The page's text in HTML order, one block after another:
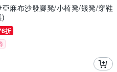
亞麻布沙發腳凳/小椅凳/矮凳/穿鞋
)
折